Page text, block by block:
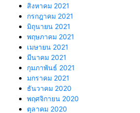
สิงหาคม 2021
กรกฎาคม 2021
มิถุนายน 2021
พฤษภาคม 2021
เมษายน 2021
มีนาคม 2021
กุมภาพันธ์ 2021
มกราคม 2021
ธันวาคม 2020
พฤศจิกายน 2020
ตุลาคม 2020